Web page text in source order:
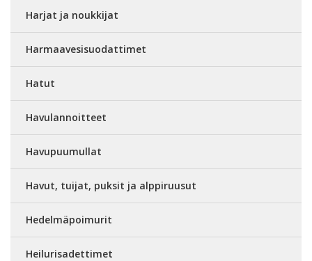
Harjat ja noukkijat
Harmaavesisuodattimet
Hatut
Havulannoitteet
Havupuumullat
Havut, tuijat, puksit ja alppiruusut
Hedelmäpoimurit
Heilurisadettimet